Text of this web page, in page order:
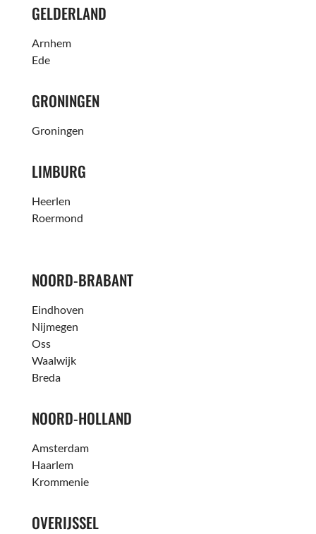
GELDERLAND
Arnhem
Ede
GRONINGEN
Groningen
LIMBURG
Heerlen
Roermond
NOORD-BRABANT
Eindhoven
Nijmegen
Oss
Waalwijk
Breda
NOORD-HOLLAND
Amsterdam
Haarlem
Krommenie
OVERIJSSEL